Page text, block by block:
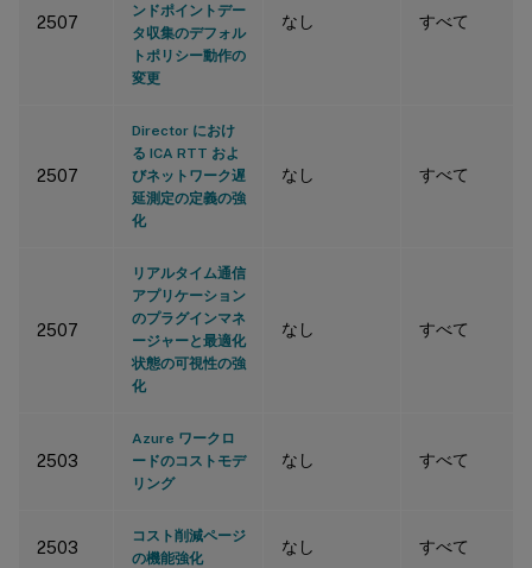
2507
ンドポイントデー
タ収集のデフォル
トポリシー動作の
変更
なし すべて
2507
Director におけ
る ICA RTT およ
びネットワーク遅
延測定の定義の強
化
なし すべて
2507
リアルタイム通信
アプリケーション
のプラグインマネ
ージャーと最適化
状態の可視性の強
化
なし すべて
2503
Azure ワークロ
ードのコストモデ
リング
なし すべて
2503
コスト削減ページ
の機能強化
なし すべて